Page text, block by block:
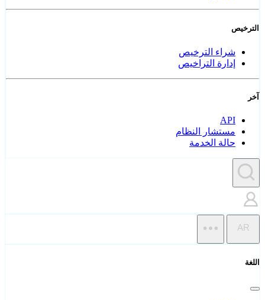
الترخيص
شراء الترخيص
إدارة التراخيص
آخر
API
مستشار النظام
حالة الخدمة
AR
اللغة